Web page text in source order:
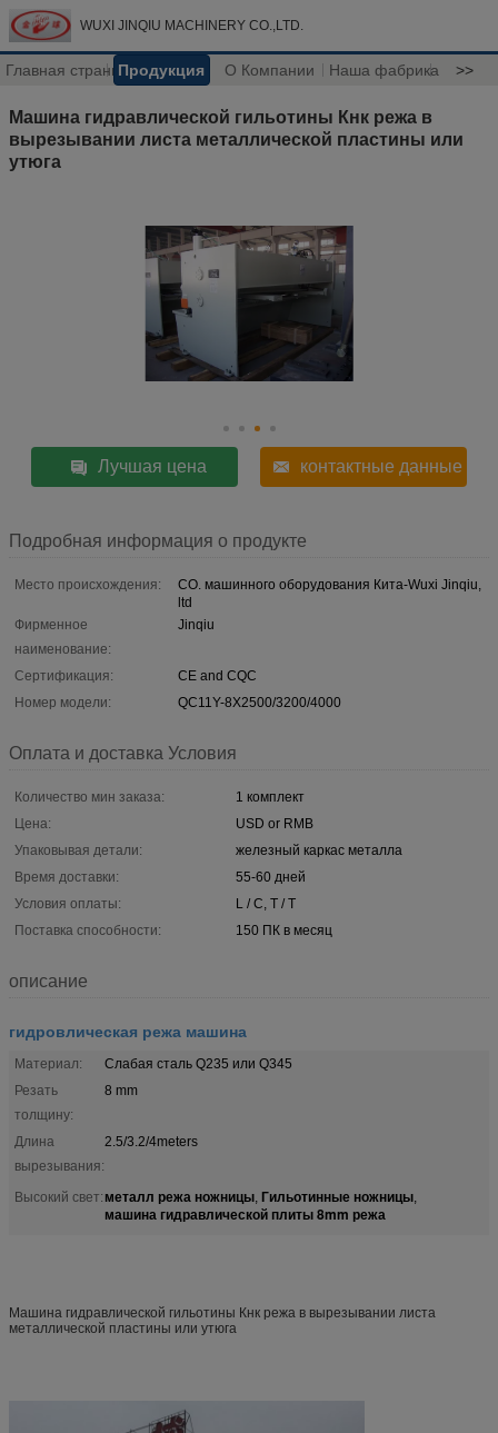
WUXI JINQIU MACHINERY CO.,LTD.
Главная страницаПродукция О Компании Наша фабрика >>
Машина гидравлической гильотины Кнк режа в
вырезывании листа металлической пластины или
утюга
Лучшая цена контактные данные
Подробная информация о продукте
Место происхождения:
CO. машинного оборудования Кита-Wuxi Jinqiu,
ltd
Фирменное
наименование:
Jinqiu
Сертификация:
CE and CQC
Номер модели:
QC11Y-8X2500/3200/4000
Оплата и доставка Условия
Количество мин заказа:
1 комплект
Цена:
USD or RMB
Упаковывая детали:
железный каркас металла
Время доставки:
55-60 дней
Условия оплаты:
L / C, T / T
Поставка способности:
150 ПК в месяц
описание
гидровлическая режа машина
Материал:
Слабая сталь Q235 или Q345
Резать
толщину:
8 mm
Длина
вырезывания:
2.5/3.2/4meters
Высокий свет: металл режа ножницы, Гильотинные ножницы,
машина гидравлической плиты 8mm режа
Машина гидравлической гильотины Кнк режа в вырезывании листа
металлической пластины или утюга